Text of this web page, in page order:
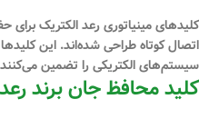
کلیدهای مینیاتوری رعد الکتریک برای
اتصال کوتاه طراحی شده‌اند. این
سیستم‌های الکتریکی را تضمین
کلید محافظ جان برند